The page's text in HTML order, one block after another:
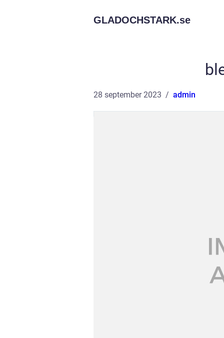
GLADOCHSTARK.se
28 september 2023 admin